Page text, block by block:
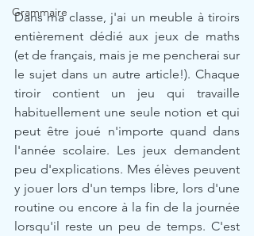
Grammaire
Dans ma classe, j'ai un meuble à tiroirs
entièrement dédié aux jeux de maths
(et de français, mais je me pencherai sur
le sujet dans un autre article!). Chaque
tiroir contient un jeu qui travaille
habituellement une seule notion et qui
peut être joué n'importe quand dans
l'année scolaire. Les jeux demandent
peu d'explications. Mes élèves peuvent
y jouer lors d'un temps libre, lors d'une
routine ou encore à la fin de la journée
lorsqu'il reste un peu de temps. C'est